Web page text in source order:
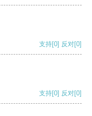
支持[0] 反对[0]
支持[0] 反对[0]